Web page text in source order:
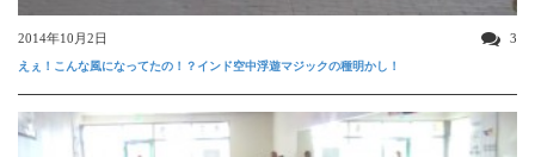
2014年10月2日 3
えぇ！こんな風になってたの！？インド空中浮遊マジックの種明かし！